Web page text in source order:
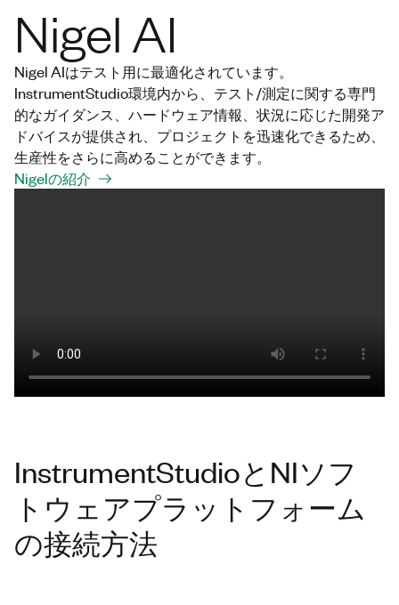
Nigel AI
Nigel AIはテスト用に最適化されています。
InstrumentStudio環境内から、テスト/測定に関する専門
的なガイダンス、ハードウェア情報、状況に応じた開発ア
ドバイスが提供され、プロジェクトを迅速化できるため、
生産性をさらに高めることができます。
Nigelの紹介
InstrumentStudioとNIソフ
トウェアプラットフォーム
の接続方法